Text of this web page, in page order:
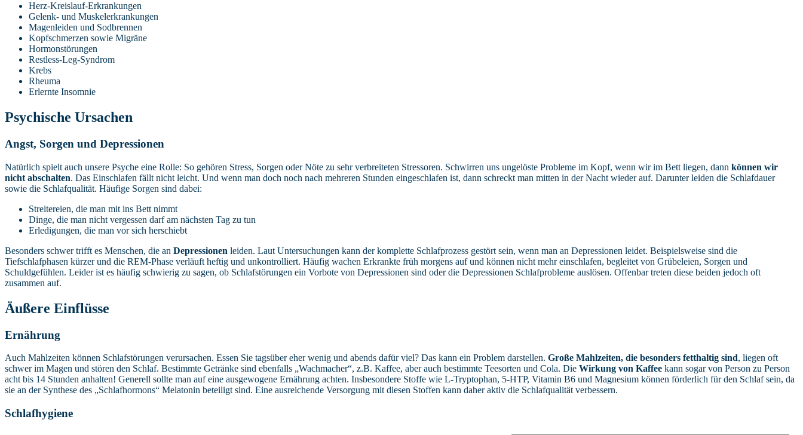
Herz-Kreislauf-Erkrankungen
Gelenk- und Muskelerkrankungen
Magenleiden und Sodbrennen
Kopfschmerzen sowie Migräne
Hormonstörungen
Restless-Leg-Syndrom
Krebs
Rheuma
Erlernte Insomnie
Psychische Ursachen
Angst, Sorgen und Depressionen
Natürlich spielt auch unsere Psyche eine Rolle: So gehören Stress, Sorgen oder Nöte zu sehr verbreiteten Stressoren. Schwirren uns ungelöste Probleme im Kopf, wenn wir im Bett liegen, dann können wir
nicht abschalten. Das Einschlafen fällt nicht leicht. Und wenn man doch noch nach mehreren Stunden eingeschlafen ist, dann schreckt man mitten in der Nacht wieder auf. Darunter leiden die Schlafdauer
sowie die Schlafqualität. Häufige Sorgen sind dabei:
Streitereien, die man mit ins Bett nimmt
Dinge, die man nicht vergessen darf am nächsten Tag zu tun
Erledigungen, die man vor sich herschiebt
Besonders schwer trifft es Menschen, die an Depressionen leiden. Laut Untersuchungen kann der komplette Schlafprozess gestört sein, wenn man an Depressionen leidet. Beispielsweise sind die
Tiefschlafphasen kürzer und die REM-Phase verläuft heftig und unkontrolliert. Häufig wachen Erkrankte früh morgens auf und können nicht mehr einschlafen, begleitet von Grübeleien, Sorgen und
Schuldgefühlen. Leider ist es häufig schwierig zu sagen, ob Schlafstörungen ein Vorbote von Depressionen sind oder die Depressionen Schlafprobleme auslösen. Offenbar treten diese beiden jedoch oft
zusammen auf.
Äußere Einflüsse
Ernährung
Auch Mahlzeiten können Schlafstörungen verursachen. Essen Sie tagsüber eher wenig und abends dafür viel? Das kann ein Problem darstellen. Große Mahlzeiten, die besonders fetthaltig sind, liegen oft
schwer im Magen und stören den Schlaf. Bestimmte Getränke sind ebenfalls „Wachmacher“, z.B. Kaffee, aber auch bestimmte Teesorten und Cola. Die Wirkung von Kaffee kann sogar von Person zu Person
acht bis 14 Stunden anhalten! Generell sollte man auf eine ausgewogene Ernährung achten. Insbesondere Stoffe wie L-Tryptophan, 5-HTP, Vitamin B6 und Magnesium können förderlich für den Schlaf sein, da
sie an der Synthese des „Schlafhormons“ Melatonin beteiligt sind. Eine ausreichende Versorgung mit diesen Stoffen kann daher aktiv die Schlafqualität verbessern.
Schlafhygiene